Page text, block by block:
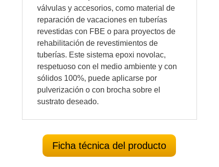
válvulas y accesorios, como material de
reparación de vacaciones en tuberías
revestidas con FBE o para proyectos de
rehabilitación de revestimientos de
tuberías. Este sistema epoxi novolac,
respetuoso con el medio ambiente y con
sólidos 100%, puede aplicarse por
pulverización o con brocha sobre el
sustrato deseado.
Ficha técnica del producto